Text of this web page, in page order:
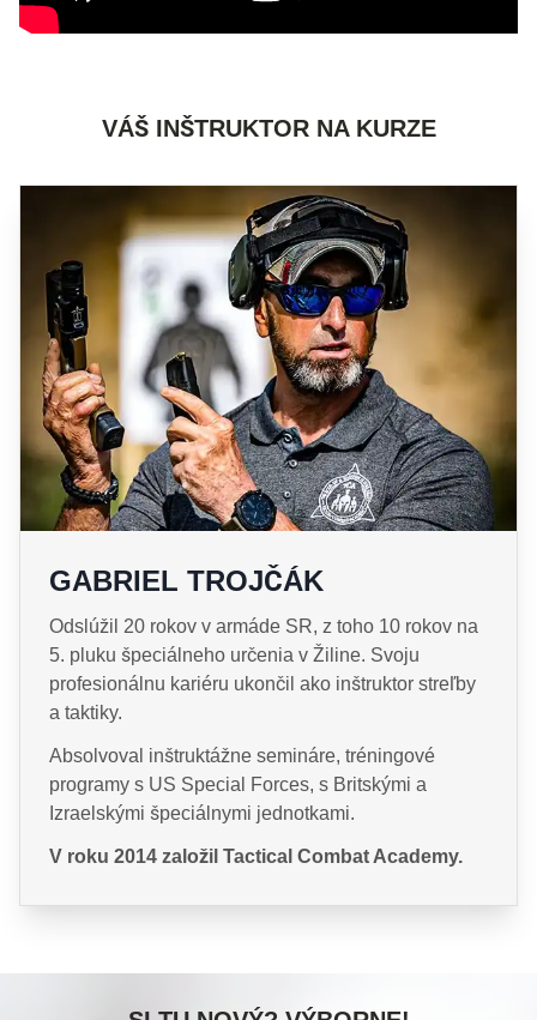
VÁŠ INŠTRUKTOR NA KURZE
GABRIEL TROJČÁK
Odslúžil 20 rokov v armáde SR, z toho 10 rokov na
5. pluku špeciálneho určenia v Žiline. Svoju
profesionálnu kariéru ukončil ako inštruktor streľby
a taktiky.
Absolvoval inštruktážne semináre, tréningové
programy s US Special Forces, s Britskými a
Izraelskými špeciálnymi jednotkami.
V roku 2014 založil Tactical Combat Academy.